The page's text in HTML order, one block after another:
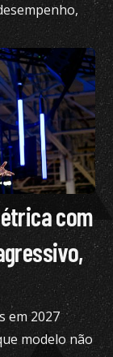
com
em 2027
modelo não